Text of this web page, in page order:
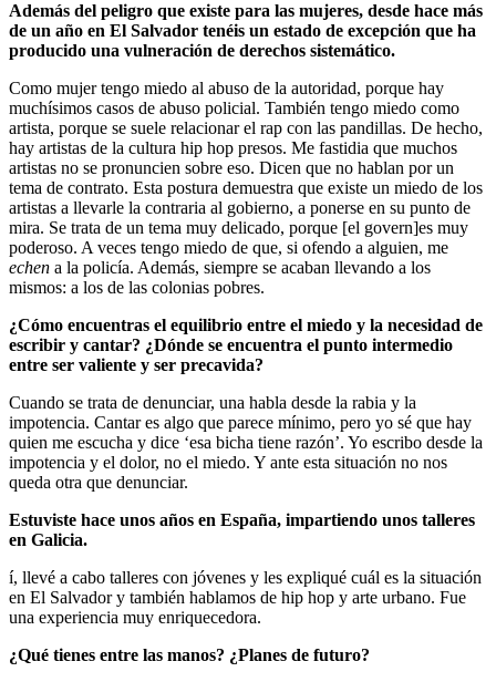
Además del peligro que existe para las mujeres, desde hace más
de un año en El Salvador tenéis un estado de excepción que ha
producido una vulneración de derechos sistemático.
Como mujer tengo miedo al abuso de la autoridad, porque hay
muchísimos casos de abuso policial. También tengo miedo como
artista, porque se suele relacionar el rap con las pandillas. De hecho,
hay artistas de la cultura hip hop presos. Me fastidia que muchos
artistas no se pronuncien sobre eso. Dicen que no hablan por un
tema de contrato. Esta postura demuestra que existe un miedo de los
artistas a llevarle la contraria al gobierno, a ponerse en su punto de
mira. Se trata de un tema muy delicado, porque [el govern]es muy
poderoso. A veces tengo miedo de que, si ofendo a alguien, me
echen a la policía. Además, siempre se acaban llevando a los
mismos: a los de las colonias pobres.
¿Cómo encuentras el equilibrio entre el miedo y la necesidad de
escribir y cantar? ¿Dónde se encuentra el punto intermedio
entre ser valiente y ser precavida?
Cuando se trata de denunciar, una habla desde la rabia y la
impotencia. Cantar es algo que parece mínimo, pero yo sé que hay
quien me escucha y dice ‘esa bicha tiene razón’. Yo escribo desde la
impotencia y el dolor, no el miedo. Y ante esta situación no nos
queda otra que denunciar.
Estuviste hace unos años en España, impartiendo unos talleres
en Galicia.
í, llevé a cabo talleres con jóvenes y les expliqué cuál es la situación
en El Salvador y también hablamos de hip hop y arte urbano. Fue
una experiencia muy enriquecedora.
¿Qué tienes entre las manos? ¿Planes de futuro?